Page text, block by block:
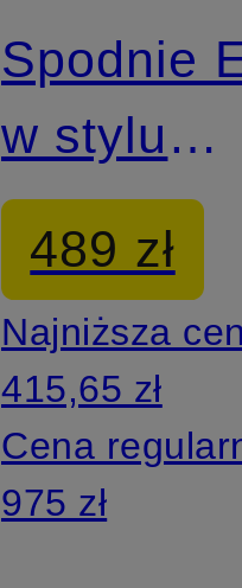
Spodnie
w stylu
dresowym
489 zł
Najniższa
415,65 zł
Cena
975 zł